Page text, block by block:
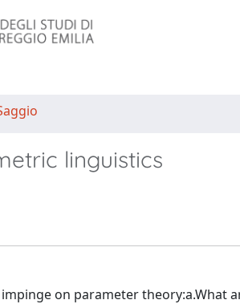
linguistics
on parameter theory:a.What